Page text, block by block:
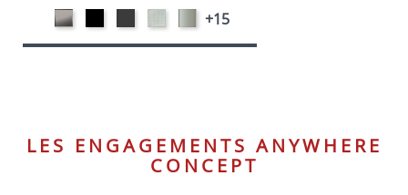
CARBON
LOOK-
SIMILI
noir
opaque
gris
opaque
SONOR
ALU-
SIMILI
Métal
satiné
-
+15
LES ENGAGEMENTS ANYWHERE
CONCEPT